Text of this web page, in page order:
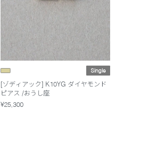
Single
[ゾディアック] K10YG ダイヤモンド
ピアス /おうし座
¥25,300